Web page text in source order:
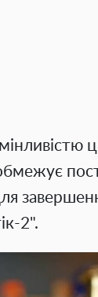
2".